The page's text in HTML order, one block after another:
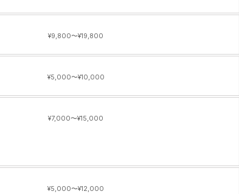
¥9,800〜¥19,800
¥5,000〜¥10,000
¥7,000〜¥15,000
¥5,000〜¥12,000